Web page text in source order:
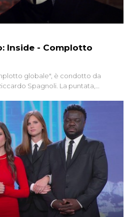
Inside - Complotto
globale", è condotto da
Spagnoli. La puntata,
alternative, dei sospetti
negli ultimi anni hanno invaso
digitali e immaginario collettivo.